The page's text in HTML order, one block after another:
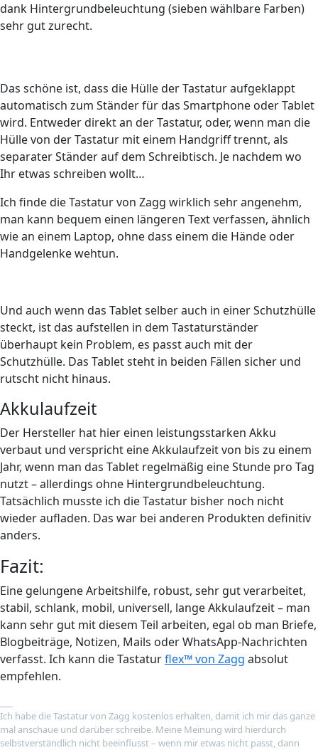
dank Hintergrundbeleuchtung (sieben wählbare Farben)
sehr gut zurecht.
Das schöne ist, dass die Hülle der Tastatur aufgeklappt
automatisch zum Ständer für das Smartphone oder Tablet
wird. Entweder direkt an der Tastatur, oder, wenn man die
Hülle von der Tastatur mit einem Handgriff trennt, als
separater Ständer auf dem Schreibtisch. Je nachdem wo
Ihr etwas schreiben wollt…
Ich finde die Tastatur von Zagg wirklich sehr angenehm,
man kann bequem einen längeren Text verfassen, ähnlich
wie an einem Laptop, ohne dass einem die Hände oder
Handgelenke wehtun.
Und auch wenn das Tablet selber auch in einer Schutzhülle
steckt, ist das aufstellen in dem Tastaturständer
überhaupt kein Problem, es passt auch mit der
Schutzhülle. Das Tablet steht in beiden Fällen sicher und
rutscht nicht hinaus.
Akkulaufzeit
Der Hersteller hat hier einen leistungsstarken Akku
verbaut und verspricht eine Akkulaufzeit von bis zu einem
Jahr, wenn man das Tablet regelmäßig eine Stunde pro Tag
nutzt – allerdings ohne Hintergrundbeleuchtung.
Tatsächlich musste ich die Tastatur bisher noch nicht
wieder aufladen. Das war bei anderen Produkten definitiv
anders.
Fazit:
Eine gelungene Arbeitshilfe, robust, sehr gut verarbeitet,
stabil, schlank, mobil, universell, lange Akkulaufzeit – man
kann sehr gut mit diesem Teil arbeiten, egal ob man Briefe,
Blogbeiträge, Notizen, Mails oder WhatsApp-Nachrichten
verfasst. Ich kann die Tastaturflex™ von Zagg absolut
empfehlen.
Ich habe die Tastatur von Zagg kostenlos erhalten, damit ich mir das ganze
mal anschaue und darüber schreibe. Meine Meinung wird hierdurch
selbstverständlich nicht beeinflusst – wenn mir etwas nicht passt, dann